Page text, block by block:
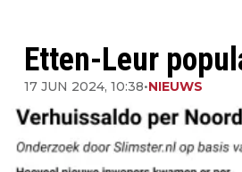
Etten-Leur
17 JUN 2024, 10:38•NIEUWS